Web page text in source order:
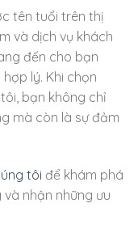
tên tuổi trên thị
và dịch vụ khách
đến cho bạn
lý. Khi chọn
bạn không chỉ
mà còn là sự đảm
tôi để khám phá
nhận những ưu